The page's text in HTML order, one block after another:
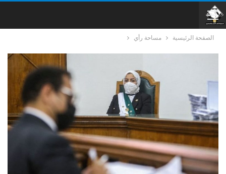
الصفحة الرئيسية مساحة رأي